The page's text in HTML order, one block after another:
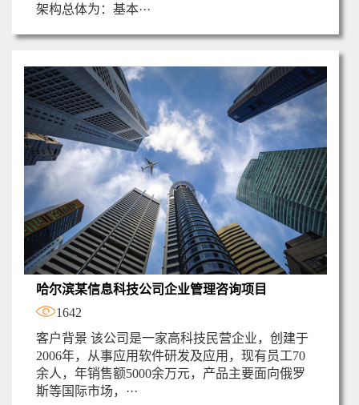
架构总体为：基本···
哈尔滨某信息科技公司企业管理咨询项目
1642
客户背景 该公司是一家高科技民营企业，创建于
2006年，从事应用软件研发及应用，现有员工70
余人，年销售额5000余万元，产品主要面向俄罗
斯等国际市场，···